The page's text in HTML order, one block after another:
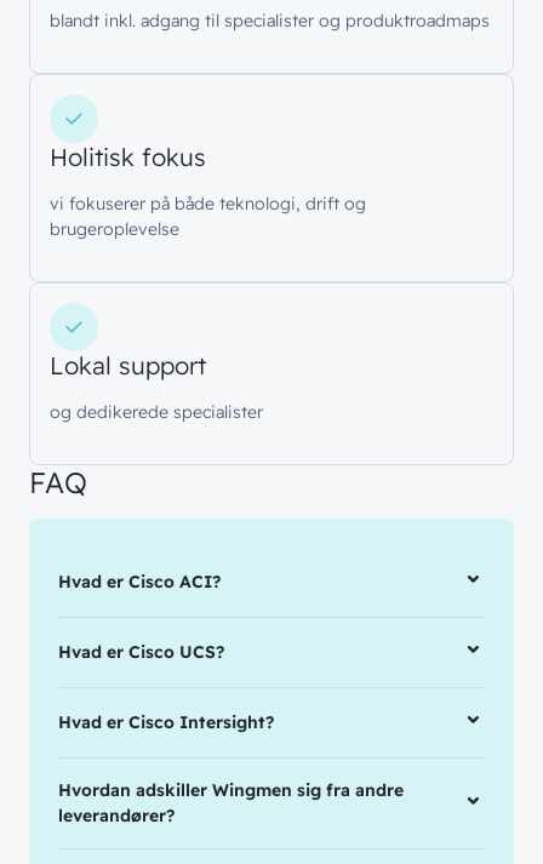
Hvad vi gør
Hvem vi er
Offentlige organisationer
Bliv inspireret
// LØSNINGER
Netværk
Managed Services
Managed Security
Automatisering
Customer Experience
Bæredygtighed
Bliv en del af
Nyheder & presse
Vidensdeling
Webinarer
Wingmen Community
Skriv dig op og få alle nyheder
direkte i din inbox
blandt inkl. adgang til specialister og produktroadmaps
Holitisk fokus
vi fokuserer på både teknologi, drift og
brugeroplevelse
Lokal support
og dedikerede specialister
FAQ
Hvad er Cisco ACI?
Hvad er Cisco UCS?
Hvad er Cisco Intersight?
Hvordan adskiller Wingmen sig fra andre
leverandører?